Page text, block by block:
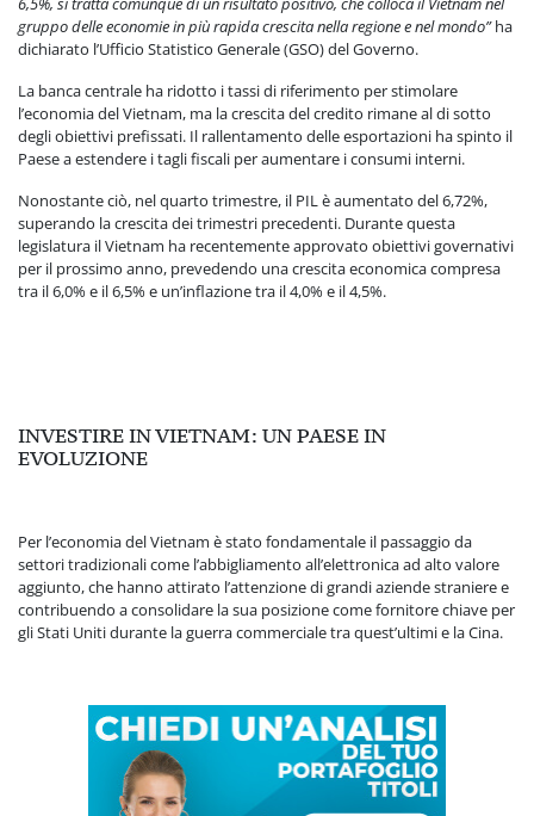
gruppo delle economie in più rapida crescita nella regione e nel mondo”ha
dichiarato l’Ufficio Statistico Generale (GSO) del Governo.
La banca centrale ha ridotto i tassi di riferimento per stimolare
l’economia del Vietnam, ma la crescita del credito rimane al di sotto
degli obiettivi prefissati. Il rallentamento delle esportazioni ha spinto il
Paese a estendere i tagli fiscali per aumentare i consumi interni.
Nonostante ciò, nel quarto trimestre, il PIL è aumentato del 6,72%,
superando la crescita dei trimestri precedenti. Durante questa
legislatura il Vietnam ha recentemente approvato obiettivi governativi
per il prossimo anno, prevedendo una crescita economica compresa
tra il 6,0% e il 6,5% e un’inflazione tra il 4,0% e il 4,5%.
INVESTIRE IN VIETNAM: UN PAESE IN
EVOLUZIONE
Per l’economia del Vietnam è stato fondamentale il passaggio da
settori tradizionali come l’abbigliamento all’elettronica ad alto valore
aggiunto, che hanno attirato l’attenzione di grandi aziende straniere e
contribuendo a consolidare la sua posizione come fornitore chiave per
gli Stati Uniti durante la guerra commerciale tra quest’ultimi e la Cina.